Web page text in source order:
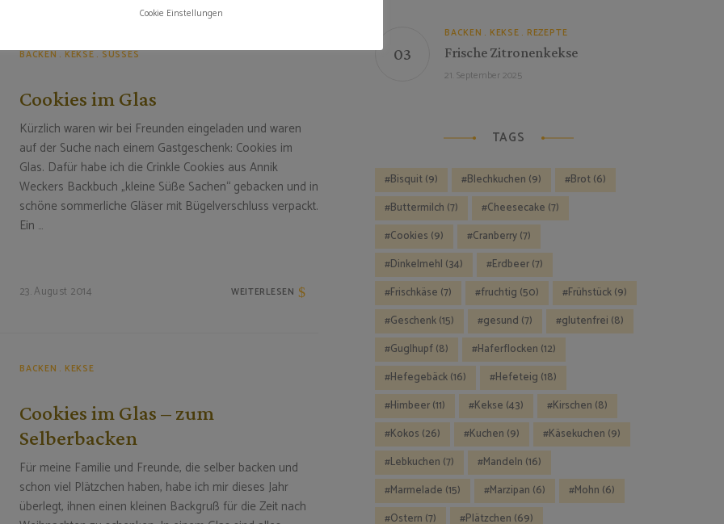
BACKEN KEKSE SÜSSES
Cookies im Glas
Kürzlich waren wir bei Freunden eingeladen und waren
auf der Suche nach einem Gastgeschenk: Cookies im
Glas. Dafür habe ich die Crinkle Cookies aus Annik
Weckers Backbuch „kleine Süße Sachen“ gebacken und in
schöne sommerliche Gläser mit Bügelverschluss verpackt.
Ein …
23. August 2014 WEITERLESEN
BACKEN KEKSE
Cookies im Glas – zum
Selberbacken
Für meine Familie und Freunde, die selber backen und
schon viel Plätzchen haben, habe ich mir dieses Jahr
überlegt, ihnen einen kleinen Backgruß für die Zeit nach
BACKEN KEKSE REZEPTE
Frische Zitronenkekse
21. September 2025
TAGS
Bisquit(9) Blechkuchen (9) Brot(6)
Buttermilch (7) Cheesecake (7)
Cookies (9) Cranberry(7)
Dinkelmehl (34) Erdbeer(7)
Frischkäse (7) fruchtig (50) Frühstück(9)
Geschenk(15) gesund (7) glutenfrei (8)
Guglhupf(8) Haferflocken (12)
Hefegebäck(16) Hefeteig (18)
Himbeer(11) Kekse (43) Kirschen (8)
Kokos (26) Kuchen (9) Käsekuchen (9)
Lebkuchen (7) Mandeln (16)
Marmelade (15) Marzipan (6) Mohn (6)
Ostern (7) Plätzchen (69)
Cookie Einstellungen